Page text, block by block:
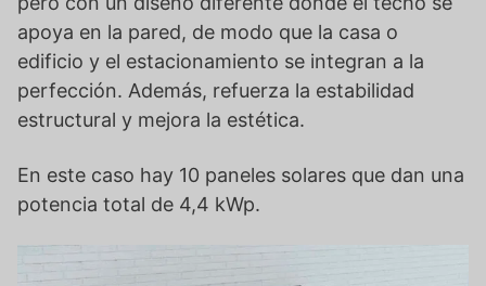
apoya en la pared, de modo que la casa o
edificio y el estacionamiento se integran a la
perfección. Además, refuerza la estabilidad
estructural y mejora la estética.
En este caso hay 10 paneles solares que dan una
potencia total de 4,4 kWp.